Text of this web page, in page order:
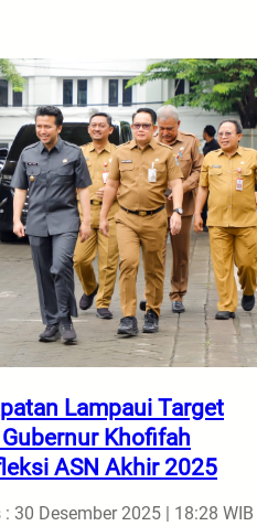
Lampaui Target
Khofifah
ASN Akhir 2025
: 30 Desember 2025 | 18:28 WIB